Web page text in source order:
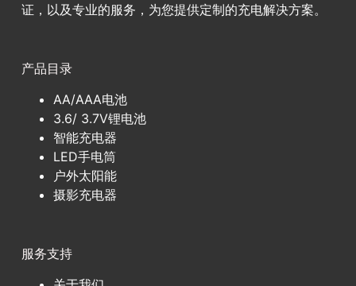
证，以及专业的服务，为您提供定制的充电解决方案。
产品目录
AA/AAA电池
3.6/ 3.7V锂电池
智能充电器
LED手电筒
户外太阳能
摄影充电器
服务支持